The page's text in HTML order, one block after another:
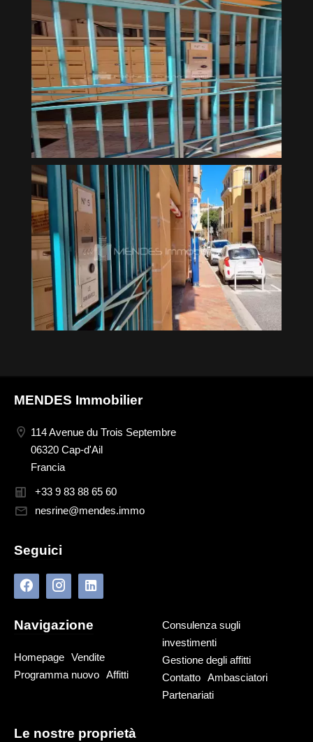
MENDES Immobilier
114 Avenue du Trois Septembre
06320 Cap-d'Ail
Francia
+33 9 83 88 65 60
nesrine@mendes.immo
Seguici
Navigazione
Homepage Vendite
Programma nuovo Affitti
Consulenza sugli
investimenti
Gestione degli affitti
Contatto
Ambasciatori
Partenariati
Le nostre proprietà